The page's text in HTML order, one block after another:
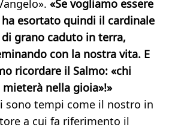
«Se vogliamo essere
esortato quindi il cardinale
grano caduto in terra,
con la nostra vita. E
ricordare il Salmo: «chi
nella gioia»!»
sono tempi come il nostro in
a cui fa riferimento il